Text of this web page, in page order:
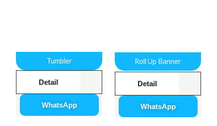
Roll Up Banner
Detail
WhatsApp
Tumbler
Detail
WhatsApp